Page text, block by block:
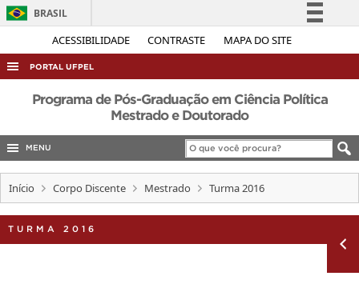
ACESSIBILIDADE CONTRASTE MAPA DO SITE
BRASIL
Simplifique!
Acesso à informação
Legislação
Canais
PORTAL UFPEL
ACESSO À INFORMAÇÃO
COBALTO
CONCURSOS
EDITAIS
INTERNACIONAL
Programa de Pós-Graduação em Ciência Política
Mestrado e Doutorado
MENU
Início Corpo Discente Mestrado Turma 2016
TURMA 2016